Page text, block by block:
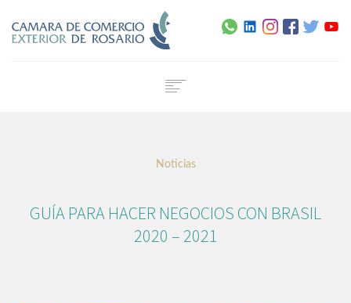
Noticias
Noticias
GUÍA PARA HACER NEGOCIOS CON BRASIL
2020 – 2021